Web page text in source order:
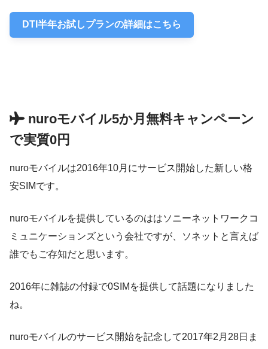
DTI半年お試しプランの詳細はこちら
nuroモバイル5か月無料キャンペーン
で実質0円
nuroモバイルは2016年10月にサービス開始した新しい格
安SIMです。
nuroモバイルを提供しているのははソニーネットワークコ
ミュニケーションズという会社ですが、ソネットと言えば
誰でもご存知だと思います。
2016年に雑誌の付録で0SIMを提供して話題になりました
ね。
nuroモバイルのサービス開始を記念して2017年2月28日ま